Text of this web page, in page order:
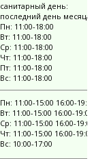
санитарный день:
последний день месяца
Пн: 11:00-18:00
Вт: 11:00-18:00
Ср: 11:00-18:00
Чт: 11:00-18:00
Пт: 11:00-18:00
Вс: 11:00-18:00
Пн: 11:00-15:00 16:00-
Вт: 11:00-15:00 16:00-19:00
Ср: 11:00-15:00 16:00-19:00
Чт: 11:00-15:00 16:00-19:00
Вс: 10:00-17:00